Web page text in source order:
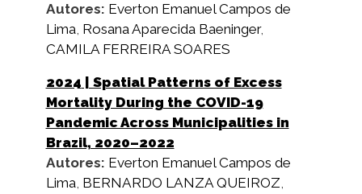
Autores: Everton Emanuel Campos de
Lima, Rosana Aparecida Baeninger,
CAMILA FERREIRA SOARES
2024 | Spatial Patterns of Excess
Mortality During the COVID-19
Pandemic Across Municipalities in
Brazil, 2020–2022
Autores: Everton Emanuel Campos de
Lima, BERNARDO LANZA QUEIROZ,